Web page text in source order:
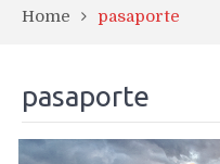
Home pasaporte
pasaporte